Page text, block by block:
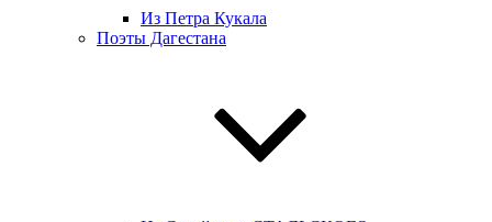
Из Петра Кукала
Поэты Дагестана